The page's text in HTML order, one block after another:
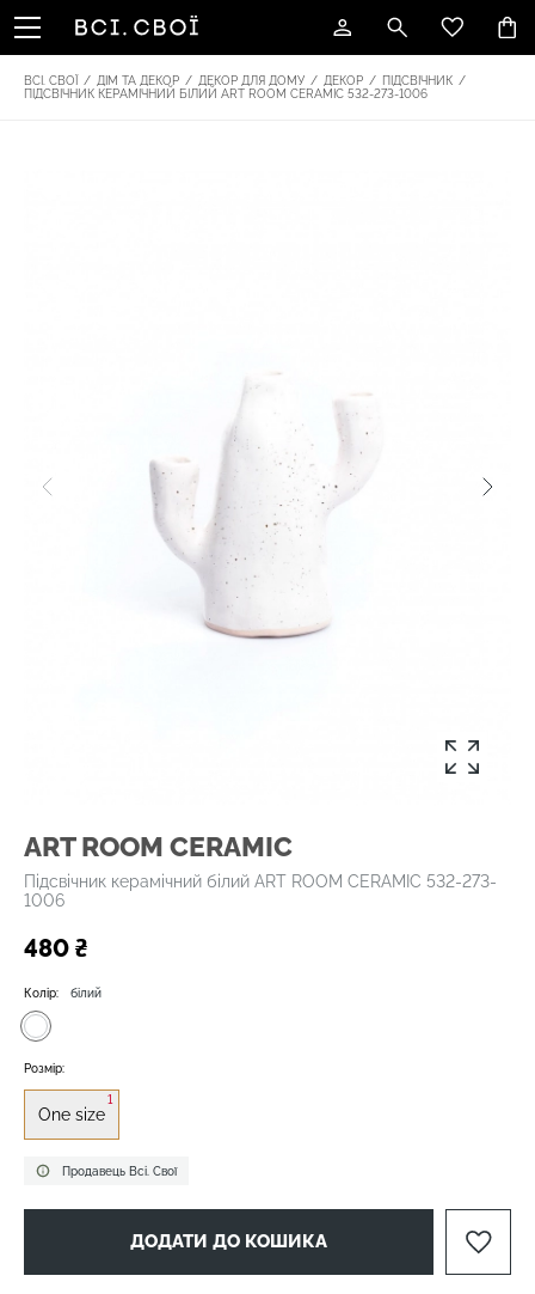
ВСІ. СВОЇ / ДІМ ТА ДЕКОР / ДЕКОР ДЛЯ ДОМУ / ДЕКОР / ПІДСВІЧНИК /
ПІДСВІЧНИК КЕРАМІЧНИЙ БІЛИЙ ART ROOM CERAMIC 532-273-1006
ART ROOM CERAMIC
Підсвічник керамічний білий ART ROOM CERAMIC 532-273-
1006
480 ₴
Продавець Всі. Свої
Колір: білий
Розмір:
One size
1
ДОДАТИ ДО КОШИКА